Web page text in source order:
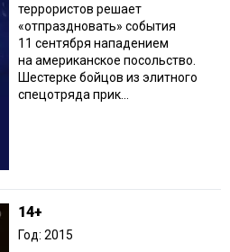
террористов решает
«отпраздновать» события
11 сентября нападением
на американское посольство.
Шестерке бойцов из элитного
спецотряда прик...
14+
Год: 2015